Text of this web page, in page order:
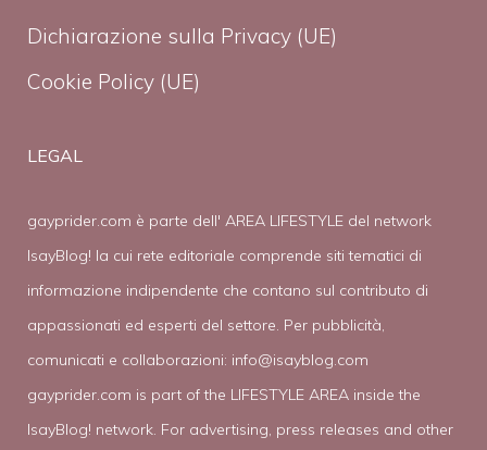
Dichiarazione sulla Privacy (UE)
Cookie Policy (UE)
LEGAL
gayprider.com è parte dell' AREA LIFESTYLE del network
IsayBlog! la cui rete editoriale comprende siti tematici di
informazione indipendente che contano sul contributo di
appassionati ed esperti del settore. Per pubblicità,
comunicati e collaborazioni: info@isayblog.com
gayprider.com is part of the LIFESTYLE AREA inside the
IsayBlog! network. For advertising, press releases and other